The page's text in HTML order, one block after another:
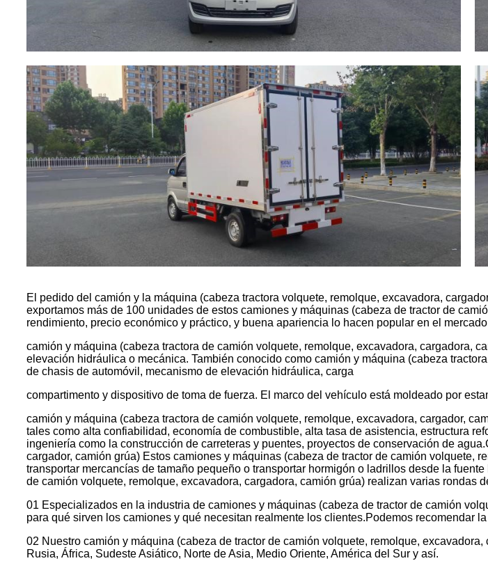
El pedido del camión y la máquina (cabeza tractora volquete, remolque, excavadora,
exportamos más de 100 unidades de estos camiones y máquinas (cabeza de tractor de
rendimiento, precio económico y práctico, y buena apariencia lo hacen popular en el
camión y máquina (cabeza tractora de camión volquete, remolque, excavadora, cargadora,
elevación hidráulica o mecánica. También conocido como camión y máquina (cabeza
de chasis de automóvil, mecanismo de elevación hidráulica, carga
compartimento y dispositivo de toma de fuerza. El marco del vehículo está moldeado por
camión y máquina (cabeza tractora de camión volquete, remolque, excavadora, cargador,
tales como alta confiabilidad, economía de combustible, alta tasa de asistencia, estructura
ingeniería como la construcción de carreteras y puentes, proyectos de conservación de
cargador, camión grúa) Estos camiones y máquinas (cabeza de tractor de camión volquete,
transportar mercancías de tamaño pequeño o transportar hormigón o ladrillos desde la
de camión volquete, remolque, excavadora, cargadora, camión grúa) realizan varias rondas
01 Especializados en la industria de camiones y máquinas (cabeza de tractor de camión
para qué sirven los camiones y qué necesitan realmente los clientes.Podemos recomendar
02 Nuestro camión y máquina (cabeza de tractor de camión volquete, remolque,
Rusia, África, Sudeste Asiático, Norte de Asia, Medio Oriente, América del Sur y así.